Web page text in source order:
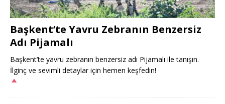
Başkent’te Yavru Zebranın Benzersiz
Adı Pijamalı
Başkent’te yavru zebranın benzersiz adı Pijamalı ile tanışın.
İlginç ve sevimli detaylar için hemen keşfedin!